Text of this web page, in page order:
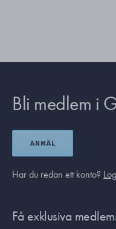
Bli medlem i
ANMÄL
Har du redan ett konto?
Få exklusiva